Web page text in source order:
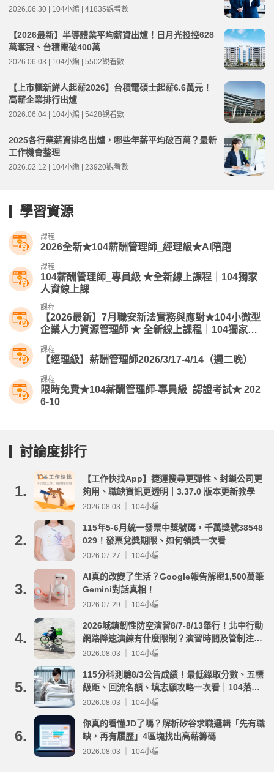
創高
2026.06.30 | 104小編 | 41835觀看數
【2026最新】半導體業平均薪資出爐！日月光投控628
萬奪冠、台積電破400萬
2026.06.03 | 104小編 | 5502觀看數
【上市櫃新鮮人起薪2026】台積電碩士起薪6.6萬元！
高薪企業排行出爐
2026.06.04 | 104小編 | 5428觀看數
2025各行業薪資排名出爐，哪些年薪平均破百萬？最新
工作機會整理
2026.02.12 | 104小編 | 23920觀看數
學習資源
課程
2026全新★104薪酬管理師_經理級★AI陪跑
課程
104薪酬管理師_專員級 ★全新線上課程｜104獨家
人資線上課
課程
【2026最新】7月職安新法實務與應對★104小微型
企業人力資源管理師​ ★ 全新線上課程｜104獨家人
課程
【經理級】薪酬管理師2026/3/17-4/14（週二晚）
課程
限時免費★104薪酬管理師-專員級_認證考試★ 202
6-10
討論度排行
1.
【工作快找App】捷運搜尋更彈性、封鎖公司更
夠用、職缺資訊更透明｜3.37.0 版本更新教學
2026.08.03 ｜ 104小編
2.
115年5-6月統一發票中獎號碼，千萬獎號38548
029！發票兌獎期限、如何領獎一次看
2026.07.27 ｜ 104小編
3.
AI真的改變了生活？Google報告解密1,500萬筆
Gemini對話真相！
2026.07.29 ｜ 104小編
4.
2026城鎮韌性防空演習8/7-8/13舉行！北中行動
網路降速演練有什麼限制？演習時間及管制注意
事項整理
2026.08.03 ｜ 104小編
5.
115分科測驗8/3公告成績！最低錄取分數、五標
級距、回流名額、填志願攻略一次看｜104落點
分析
2026.08.03 ｜ 104小編
6.
你真的看懂JD了嗎？解析矽谷求職邏輯「先有職
缺，再有履歷」4區塊找出高薪籌碼
2026.08.03 ｜ 104小編